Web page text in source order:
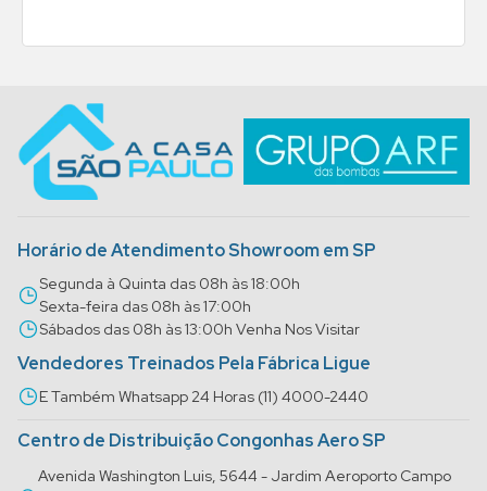
Horário de Atendimento Showroom em SP
Segunda à Quinta das 08h às 18:00h
Sexta-feira das 08h às 17:00h
Sábados das 08h às 13:00h Venha Nos Visitar
Vendedores Treinados Pela Fábrica Ligue
E Também Whatsapp 24 Horas (11) 4000-2440
Centro de Distribuição Congonhas Aero SP
Avenida Washington Luis, 5644 - Jardim Aeroporto Campo